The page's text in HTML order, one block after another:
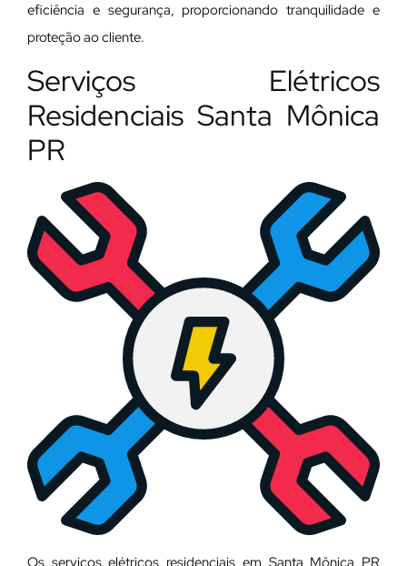
eficiência e segurança, proporcionando tranquilidade e
proteção ao cliente.
Serviços Elétricos
Residenciais Santa Mônica
PR
Os serviços elétricos residenciais em Santa Mônica PR